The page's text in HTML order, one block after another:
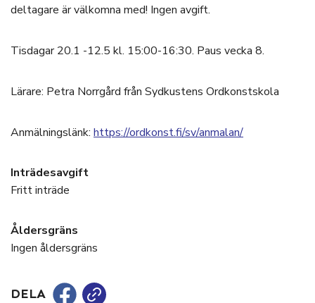
deltagare är välkomna med! Ingen avgift.
Tisdagar 20.1 -12.5 kl. 15:00-16:30. Paus vecka 8.
Lärare: Petra Norrgård från Sydkustens Ordkonstskola
Anmälningslänk: https://ordkonst.fi/sv/anmalan/
Inträdesavgift
Fritt inträde
Åldersgräns
Ingen åldersgräns
DELA